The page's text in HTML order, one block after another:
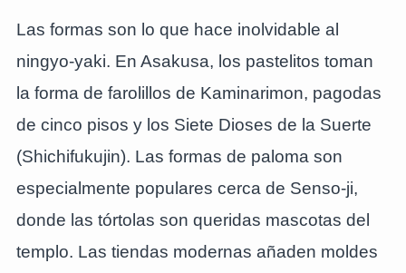
Las formas son lo que hace inolvidable al
ningyo-yaki. En Asakusa, los pastelitos toman
la forma de farolillos de Kaminarimon, pagodas
de cinco pisos y los Siete Dioses de la Suerte
(Shichifukujin). Las formas de paloma son
especialmente populares cerca de Senso-ji,
donde las tórtolas son queridas mascotas del
templo. Las tiendas modernas añaden moldes